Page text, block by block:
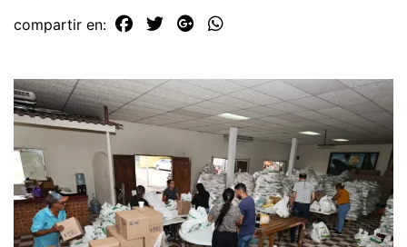
compartir en: